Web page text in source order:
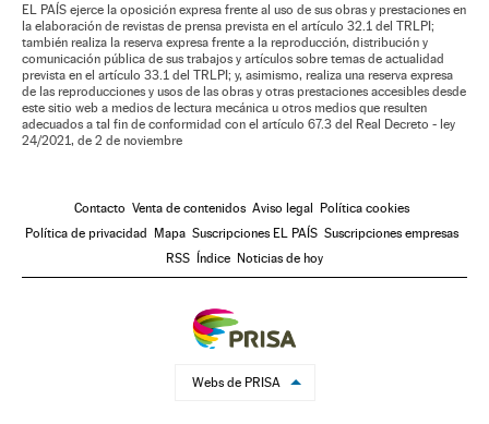
EL PAÍS ejerce la oposición expresa frente al uso de sus obras y prestaciones en
la elaboración de revistas de prensa prevista en el artículo 32.1 del TRLPI;
también realiza la reserva expresa frente a la reproducción, distribución y
comunicación pública de sus trabajos y artículos sobre temas de actualidad
prevista en el artículo 33.1 del TRLPI; y, asimismo, realiza una reserva expresa
de las reproducciones y usos de las obras y otras prestaciones accesibles desde
este sitio web a medios de lectura mecánica u otros medios que resulten
adecuados a tal fin de conformidad con el artículo 67.3 del Real Decreto - ley
24/2021, de 2 de noviembre
Contacto Venta de contenidos Aviso legal Política cookies
Política de privacidad Mapa Suscripciones EL PAÍS Suscripciones empresas
RSS Índice Noticias de hoy
Webs de PRISA